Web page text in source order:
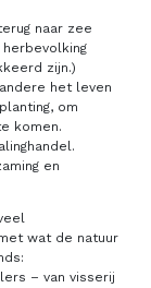
naar zee
herbevolking
zijn.)
het leven
om
komen.
en
wat de natuur
– van visserij